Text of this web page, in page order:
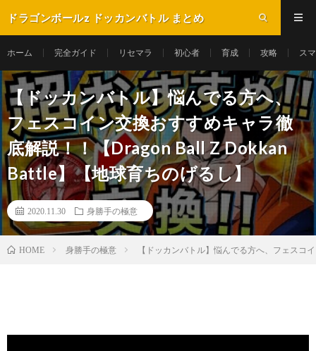
ドラゴンボールz ドッカンバトル まとめ
ホーム 完全ガイド リセマラ 初心者 育成 攻略 ス
【ドッカンバトル】悩んでる方へ、
フェスコイン交換おすすめキャラ徹
底解説！！【Dragon Ball Z Dokkan
Battle】【地球育ちのげるし】
2020.11.30 身勝手の極意
HOME 身勝手の極意 【ドッカンバトル】悩んでる方へ、フェスコ